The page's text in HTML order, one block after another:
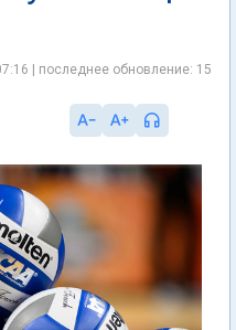
| последнее обновление: 15